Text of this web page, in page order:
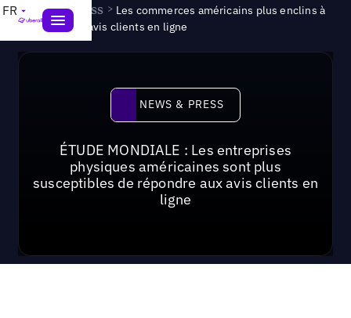
FR News & Press > Les commerces américains plus enclins à
répondre aux avis clients en ligne
News & Press
NEWS & PRESS
ÉTUDE MONDIALE : Les entreprises
physiques américaines sont plus
susceptibles de répondre aux avis clients en
ligne